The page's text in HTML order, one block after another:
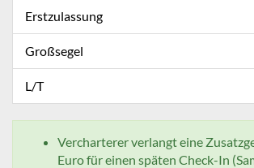
Erstzulassung
Großsegel
L/T
Vercharterer verlangt eine
Euro für einen späten Check-In